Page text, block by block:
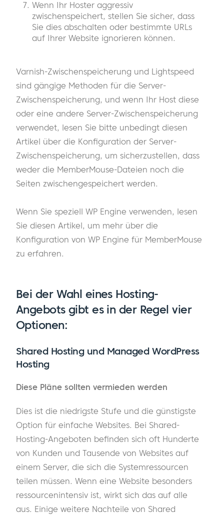
Wenn Ihr Hoster aggressiv
zwischenspeichert, stellen Sie sicher, dass
Sie dies abschalten oder bestimmte URLs
auf Ihrer Website ignorieren können.
Varnish-Zwischenspeicherung und Lightspeed
sind gängige Methoden für die Server-
Zwischenspeicherung, und wenn Ihr Host diese
oder eine andere Server-Zwischenspeicherung
verwendet, lesen Sie bitte unbedingt diesen
Artikel über die Konfiguration der Server-
Zwischenspeicherung, um sicherzustellen, dass
weder die MemberMouse-Dateien noch die
Seiten zwischengespeichert werden.
Wenn Sie speziell WP Engine verwenden, lesen
Sie diesen Artikel, um mehr über die
Konfiguration von WP Engine für MemberMouse
zu erfahren.
Bei der Wahl eines Hosting-
Angebots gibt es in der Regel vier
Optionen:
Shared Hosting und Managed WordPress
Hosting
Diese Pläne sollten vermieden werden
Dies ist die niedrigste Stufe und die günstigste
Option für einfache Websites. Bei Shared-
Hosting-Angeboten befinden sich oft Hunderte
von Kunden und Tausende von Websites auf
einem Server, die sich die Systemressourcen
teilen müssen. Wenn eine Website besonders
ressourcenintensiv ist, wirkt sich das auf alle
aus. Einige weitere Nachteile von Shared